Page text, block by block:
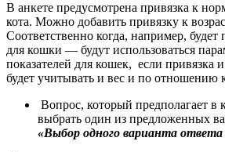
В анкете предусмотрена привязка к
кота. Можно добавить привязку к
Соответственно когда, например, будет
для кошки — будут использоваться
показателей для кошек, если привязка
будет учитывать и вес и по отношению
Вопрос, который предполагает в
выбрать один из предложенных
«Выбор одного варианта